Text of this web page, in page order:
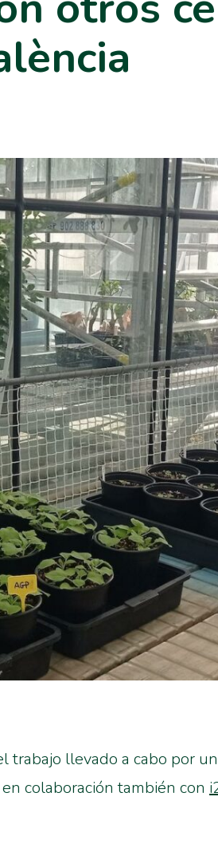
trabajo llevado a cabo por un
colaboración también con